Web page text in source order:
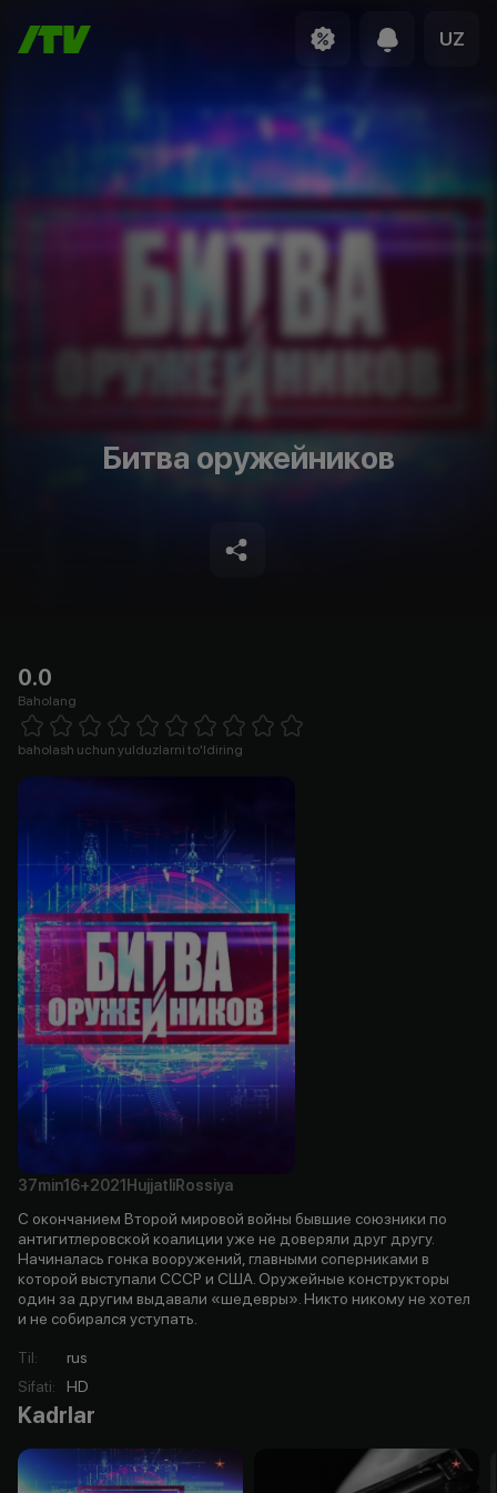
UZ
Битва оружейников
0.0
Baholang
1 Star 2 Stars 3 Stars 4 Stars5 Stars 6 Stars7 Stars8 Stars
baholash uchun yulduzlarni to'ldiring
37min16+2021 HujjatliRossiya
С окончанием Второй мировой войны бывшие союзники по
антигитлеровской коалиции уже не доверяли друг другу.
Начиналась гонка вооружений, главными соперниками в
которой выступали СССР и США. Оружейные конструкторы
один за другим выдавали «шедевры». Никто никому не хотел
и не собирался уступать.
Til:
rus
Sifati: HD
Kadrlar